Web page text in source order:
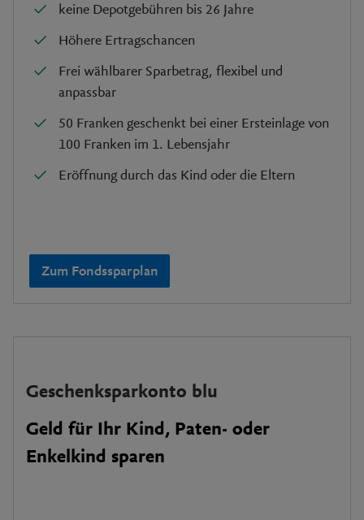
keine Depotgebühren bis 26 Jahre
Höhere Ertragschancen
Frei wählbarer Sparbetrag, flexibel und
anpassbar
50 Franken geschenkt bei einer Ersteinlage von
100 Franken im 1. Lebensjahr
Eröffnung durch das Kind oder die Eltern
Zum Fondssparplan
Geschenksparkonto blu
Geld für Ihr Kind, Paten- oder
Enkelkind sparen